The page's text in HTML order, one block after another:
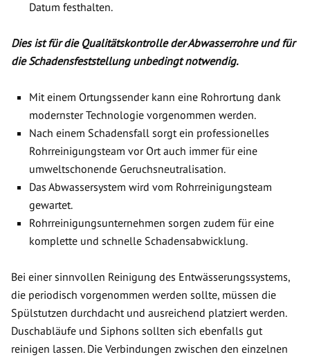
Datum festhalten.
Dies ist für die Qualitätskontrolle der Abwasserrohre und für
die Schadensfeststellung unbedingt notwendig.
Mit einem Ortungssender kann eine Rohrortung dank
modernster Technologie vorgenommen werden.
Nach einem Schadensfall sorgt ein professionelles
Rohrreinigungsteam vor Ort auch immer für eine
umweltschonende Geruchsneutralisation.
Das Abwassersystem wird vom Rohrreinigungsteam
gewartet.
Rohrreinigungsunternehmen sorgen zudem für eine
komplette und schnelle Schadensabwicklung.
Bei einer sinnvollen Reinigung des Entwässerungssystems,
die periodisch vorgenommen werden sollte, müssen die
Spülstutzen durchdacht und ausreichend platziert werden.
Duschabläufe und Siphons sollten sich ebenfalls gut
reinigen lassen. Die Verbindungen zwischen den einzelnen